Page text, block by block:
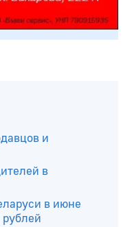
и
в
в июне
рублей